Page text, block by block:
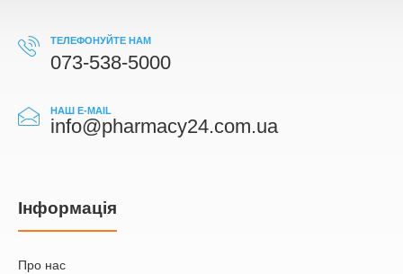
ТЕЛЕФОНУЙТЕ НАМ
073-538-5000
НАШ E-MAIL
info@pharmacy24.com.ua
Iнформація
Про нас